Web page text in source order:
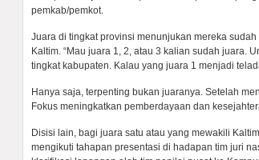
pemkab/pemkot.
Juara di tingkat provinsi menunjukan mereka
Kaltim. “Mau juara 1, 2, atau 3 kalian sudah juara.
tingkat kabupaten. Kalau yang juara 1 menjadi
Hanya saja, terpenting bukan juaranya. Setelah
Fokus meningkatkan pemberdayaan dan
Disisi lain, bagi juara satu atau yang mewakili
mengikuti tahapan presentasi di hadapan tim juri